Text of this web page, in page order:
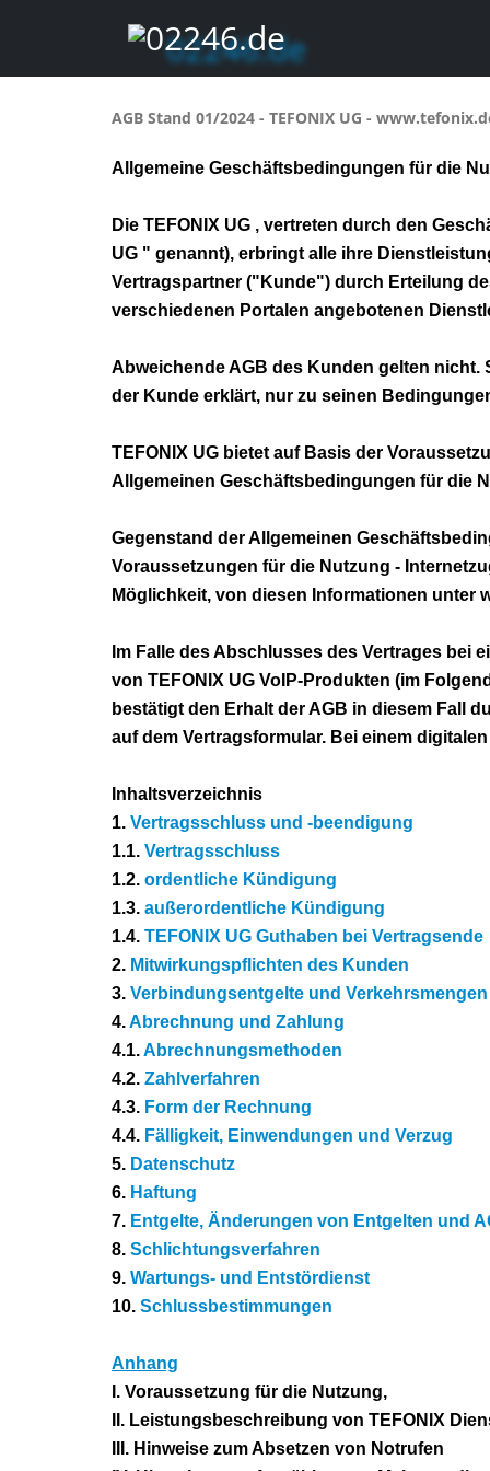
AGB Stand 01/2024 - TEFONIX UG -
Allgemeine Geschäftsbedingungen für die
Die TEFONIX UG , vertreten durch den
UG " genannt), erbringt alle ihre
Vertragspartner ("Kunde") durch Erteilung
verschiedenen Portalen angebotenen
Abweichende AGB des Kunden gelten
der Kunde erklärt, nur zu seinen
TEFONIX UG bietet auf Basis der
Allgemeinen Geschäftsbedingungen für die
Gegenstand der Allgemeinen
Voraussetzungen für die Nutzung -
Möglichkeit, von diesen Informationen unter
Im Falle des Abschlusses des Vertrages bei
von TEFONIX UG VoIP-Produkten (im
bestätigt den Erhalt der AGB in diesem Fall
auf dem Vertragsformular. Bei einem
Inhaltsverzeichnis
1. Vertragsschluss und -beendigung
1.1. Vertragsschluss
1.2. ordentliche Kündigung
1.3. außerordentliche Kündigung
1.4. TEFONIX UG Guthaben bei Vertragsende
2. Mitwirkungspflichten des Kunden
3. Verbindungsentgelte und Verkehrsmengen
4.Abrechnung und Zahlung
4.1.Abrechnungsmethoden
4.2. Zahlverfahren
4.3. Form der Rechnung
4.4. Fälligkeit, Einwendungen und Verzug
5. Datenschutz
6. Haftung
7. Entgelte, Änderungen von Entgelten und
8. Schlichtungsverfahren
9. Wartungs- und Entstördienst
10. Schlussbestimmungen
Anhang
I. Voraussetzung für die Nutzung,
II. Leistungsbeschreibung von TEFONIX
III. Hinweise zum Absetzen von Notrufen